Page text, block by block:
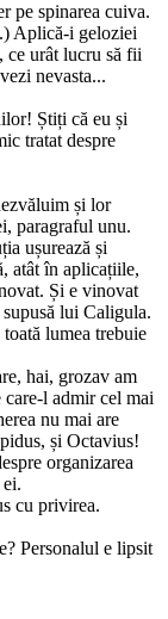
pe spinarea cuiva.
Aplică-i geloziei
ce urât lucru să fii
nevasta...
Știți că eu și
tratat despre
și lor
paragraful unu.
ușurează și
atât în aplicațiile,
Și e vinovat
lui Caligula.
lumea trebuie
hai, grozav am
l admir cel mai
nu mai are
și Octavius!
organizarea
cu privirea.
Personalul e lipsit